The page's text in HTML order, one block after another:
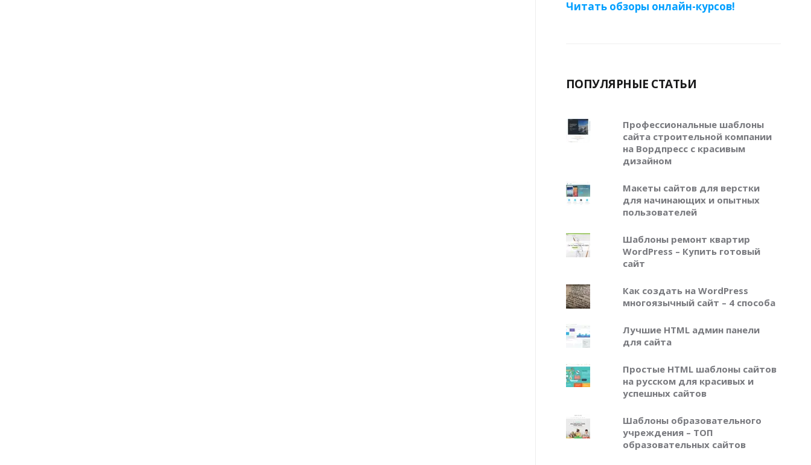
Читать обзоры онлайн-курсов!
ПОПУЛЯРНЫЕ СТАТЬИ
Профессиональные шаблоны
сайта строительной компании
на Вордпресс с красивым
дизайном
Макеты сайтов для верстки
для начинающих и опытных
пользователей
Шаблоны ремонт квартир
WordPress – Купить готовый
сайт
Как создать на WordPress
многоязычный сайт – 4 способа
Лучшие HTML админ панели
для сайта
Простые HTML шаблоны сайтов
на русском для красивых и
успешных сайтов
Шаблоны образовательного
учреждения – ТОП
образовательных сайтов